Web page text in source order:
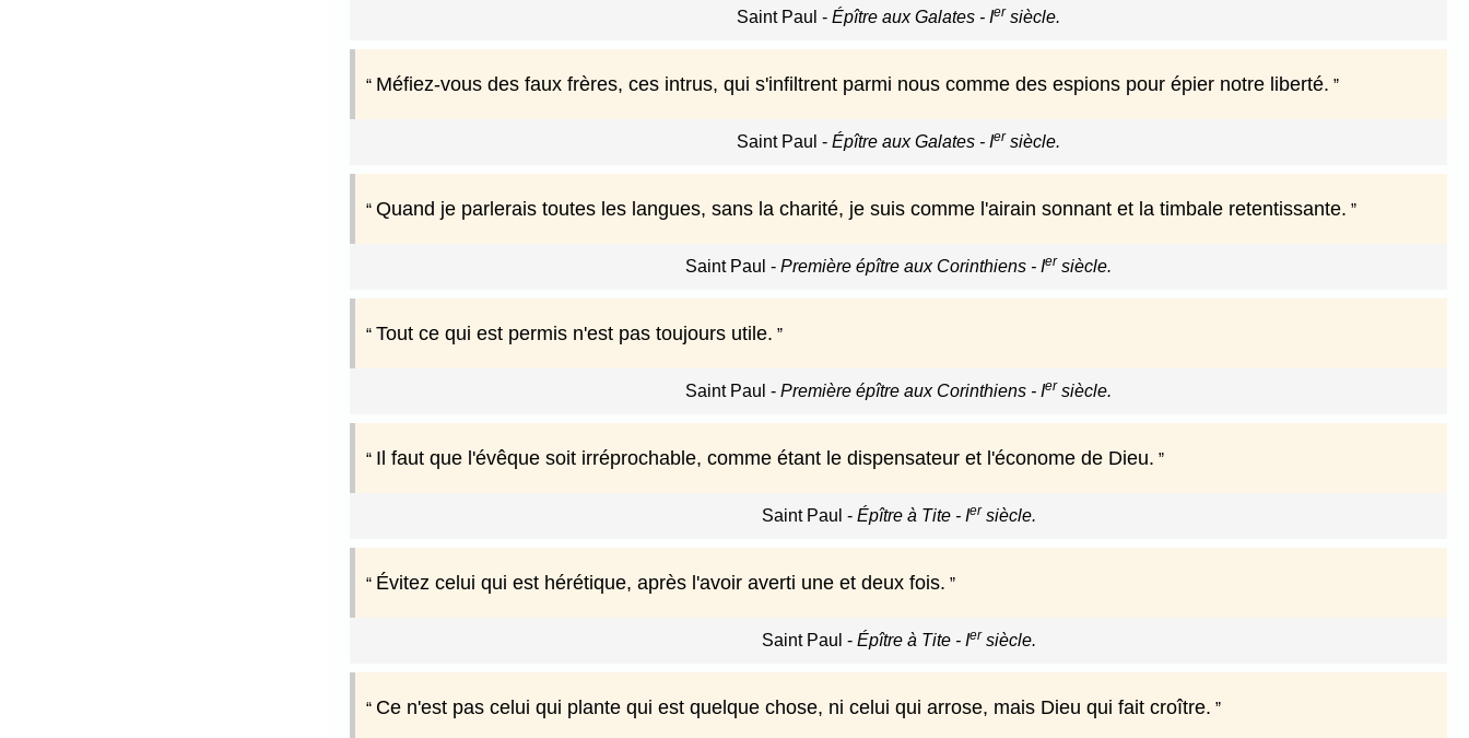
Saint Paul - Épître aux Galates - Ier siècle.
Méfiez-vous des faux frères, ces intrus, qui s'infiltrent parmi nous comme des espions pour épier notre liberté.
Saint Paul - Épître aux Galates - Ier siècle.
Quand je parlerais toutes les langues, sans la charité, je suis comme l'airain sonnant et la timbale retentissante.
Saint Paul - Première épître aux Corinthiens - Ier siècle.
Tout ce qui est permis n'est pas toujours utile.
Saint Paul - Première épître aux Corinthiens - Ier siècle.
Il faut que l'évêque soit irréprochable, comme étant le dispensateur et l'économe de Dieu.
Saint Paul - Épître à Tite - Ier siècle.
Évitez celui qui est hérétique, après l'avoir averti une et deux fois.
Saint Paul - Épître à Tite - Ier siècle.
Ce n'est pas celui qui plante qui est quelque chose, ni celui qui arrose, mais Dieu qui fait croître.